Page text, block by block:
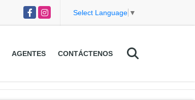
FacebookInstagram Select Language ▼
AGENTES CONTÁCTENOS